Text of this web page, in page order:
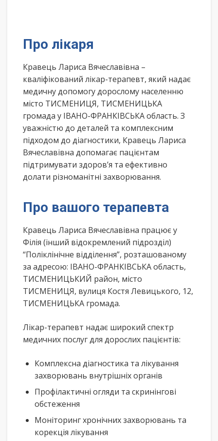
Про лікаря
Кравець Лариса Вячеславівна –
кваліфікований лікар-терапевт, який надає
медичну допомогу дорослому населенню
місто ТИСМЕНИЦЯ, ТИСМЕНИЦЬКА
громада у ІВАНО-ФРАНКІВСЬКА область. З
уважністю до деталей та комплексним
підходом до діагностики, Кравець Лариса
Вячеславівна допомагає пацієнтам
підтримувати здоров’я та ефективно
долати різноманітні захворювання.
Про вашого терапевта
Кравець Лариса Вячеславівна працює у
Філія (інший відокремлений підрозділ)
“Поліклінічне відділення”, розташованому
за адресою: ІВАНО-ФРАНКІВСЬКА область,
ТИСМЕНИЦЬКИЙ район, місто
ТИСМЕНИЦЯ, вулиця Костя Левицького, 12,
ТИСМЕНИЦЬКА громада.
Лікар-терапевт надає широкий спектр
медичних послуг для дорослих пацієнтів:
Комплексна діагностика та лікування
захворювань внутрішніх органів
Профілактичні огляди та скринінгові
обстеження
Моніторинг хронічних захворювань та
корекція лікування